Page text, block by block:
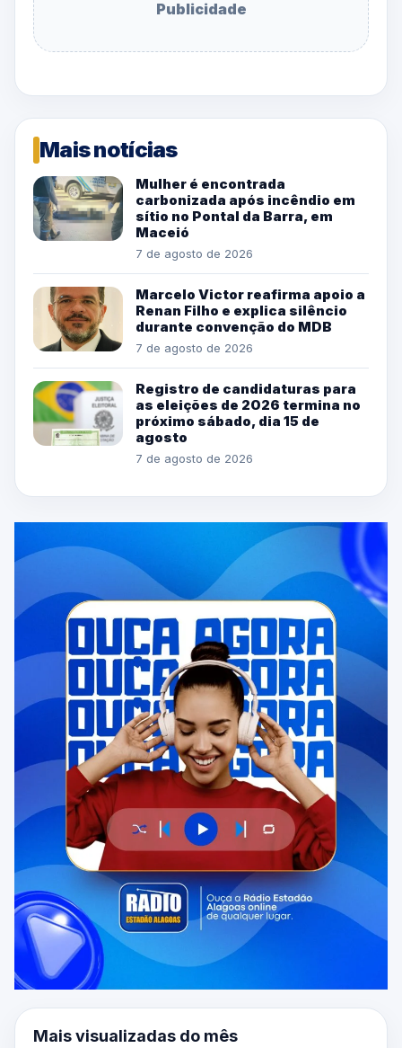
Publicidade
Mais notícias
Mulher é encontrada
carbonizada após incêndio em
sítio no Pontal da Barra, em
Maceió
7 de agosto de 2026
Marcelo Victor reafirma apoio a
Renan Filho e explica silêncio
durante convenção do MDB
7 de agosto de 2026
Registro de candidaturas para
as eleições de 2026 termina no
próximo sábado, dia 15 de
agosto
7 de agosto de 2026
Mais visualizadas do mês